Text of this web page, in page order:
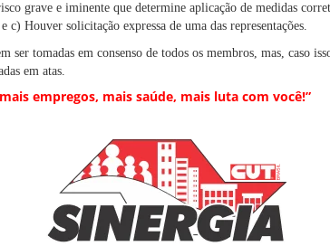
grave e iminente que determine aplicação de medidas
Houver solicitação expressa de uma das representações.
ser tomadas em consenso de todos os membros, mas, caso
em atas.
empregos, mais saúde, mais luta com você!”